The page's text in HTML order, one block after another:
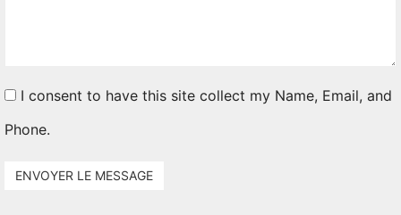
I consent to have this site collect my Name, Email, and
Phone.
ENVOYER LE MESSAGE